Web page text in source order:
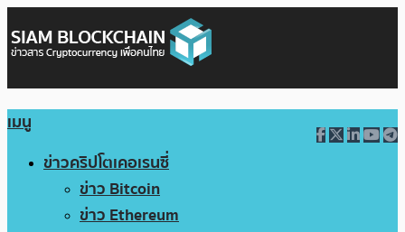
เมนู
ข่าวคริปโตเคอเรนซี่
ข่าว Bitcoin
ข่าว Ethereum